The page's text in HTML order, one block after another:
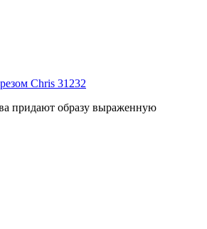
придают образу выраженную